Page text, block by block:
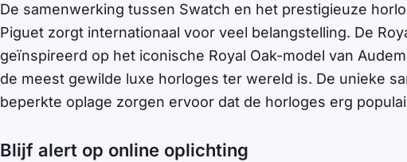
De samenwerking tussen Swatch en het prestigieuze
Piguet zorgt internationaal voor veel belangstelling. De
geïnspireerd op het iconische Royal Oak-model van
de meest gewilde luxe horloges ter wereld is. De unieke
beperkte oplage zorgen ervoor dat de horloges erg
Blijf alert op online oplichting